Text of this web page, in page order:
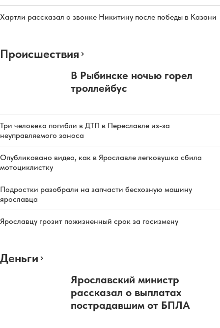
Хартли рассказал о звонке Никитину после победы в Казани
Происшествия
В Рыбинске ночью горел
троллейбус
Три человека погибли в ДТП в Переславле из-за
неуправляемого заноса
Опубликовано видео, как в Ярославле легковушка сбила
мотоциклистку
Подростки разобрали на запчасти бесхозную машину
ярославца
Ярославцу грозит пожизненный срок за госизмену
Деньги
Ярославский министр
рассказал о выплатах
пострадавшим от БПЛА